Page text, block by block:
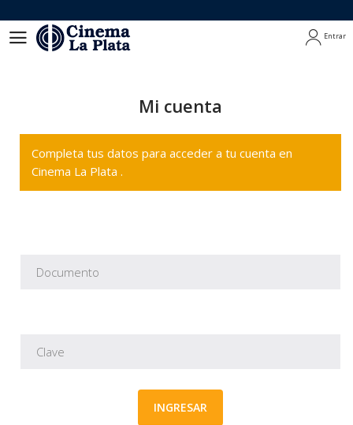
Entrar
Mi cuenta
Completa tus datos para acceder a tu cuenta en
Cinema La Plata .
INGRESAR